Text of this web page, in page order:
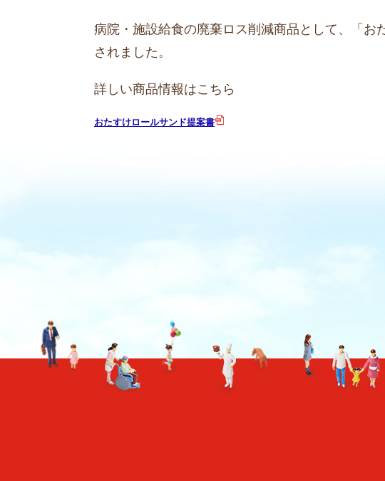
病院・施設給食の廃棄ロス削減商品として、「
されました。
詳しい商品情報はこちら
おたすけロールサンド提案書